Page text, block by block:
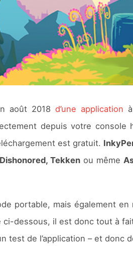
août 2018d’une application
depuis votre
est gratuit.
Tekkenou même
portable, mais également
dessous, il est donc tout à
test de l’application – et donc